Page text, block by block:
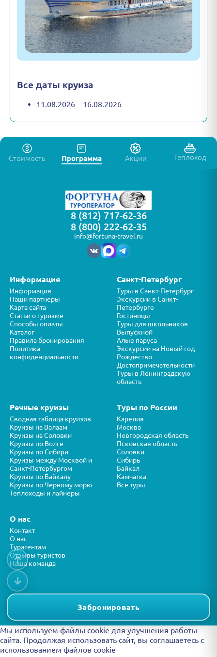
Все даты круиза
11.08.2026 – 16.08.2026
Стоимость Программа Акции Теплоход
Забронировать
8 (812) 717-62-36
8 (800) 222-62-35
info@fortuna-travel.ru
Информация
Информация
Наши партнеры
Карта сайта
Статьи о туризме
Способы оплаты
Каталог
Правила бронирования
Политика
конфиденциальности
Санкт-Петербург
Туры в Санкт-Петербург
Экскурсии в Санкт-
Петербурге
Гостиницы
Туры для школьников
Выпускной
Алые паруса
Экскурсии на Новый год
Рождество
Достопримечательности
Туры в Ленинградскую
область
Речные круизы
Сводная таблица круизов
Круизы на Валаам
Круизы на Соловки
Круизы по Волге
Круизы по Сибири
Круизы между Москвой и
Санкт-Петербургом
Круизы по Байкалу
Круизы по Черному морю
Теплоходы и лайнеры
Туры по России
Карелия
Москва
Новгородская область
Псковская область
Соловки
Сибирь
Байкал
Камчатка
Все туры
О нас
Контакт
О нас
Турагентам
Отзывы туристов
Наша команда
Представленная на сайте информация носит справочный характер и
не является публичной офертой.
↑
↓
Мы используем файлы cookie для улучшения работы
сайта. Продолжая использовать сайт, вы соглашаетесь с
использованием файлов cookie